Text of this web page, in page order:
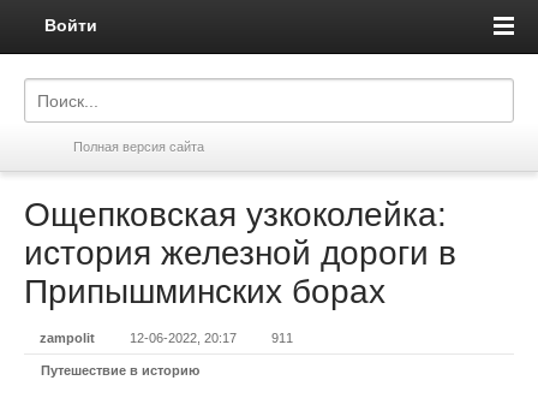
Войти
Полная версия сайта
Ощепковская узкоколейка:
история железной дороги в
Припышминских борах
zampolit 12-06-2022, 20:17 911
Путешествие в историю